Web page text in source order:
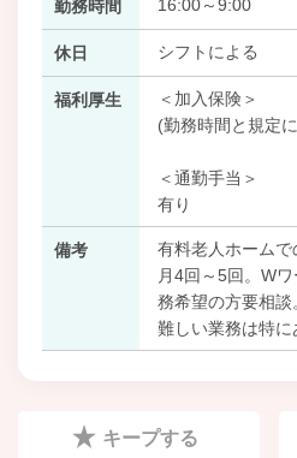
勤務時間 16:00～9:00
休日 シフトによる
福利厚生
＜加入保険＞
(勤務時間と規定
＜通勤手当＞
有り
備考
有料老人ホームで
月4回～5回。W
務希望の方要相談
難しい業務は特に
キープする